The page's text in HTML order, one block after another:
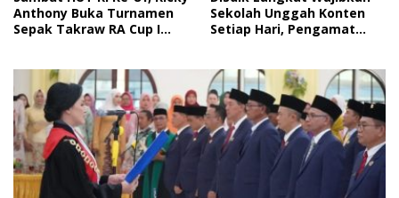
Anthony Buka Turnamen
Sepak Takraw RA Cup I
Sekolah Unggah Konten
Setiap Hari, Pengamat